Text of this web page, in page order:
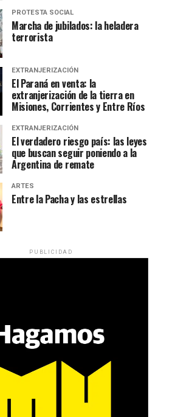
PROTESTA SOCIAL
Marcha de jubilados: la heladera
terrorista
EXTRANJERIZACIÓN
El Paraná en venta: la
extranjerización de la tierra en
Misiones, Corrientes y Entre Ríos
EXTRANJERIZACIÓN
El verdadero riesgo país: las leyes
que buscan seguir poniendo a la
Argentina de remate
ARTES
Entre la Pacha y las estrellas
PUBLICIDAD